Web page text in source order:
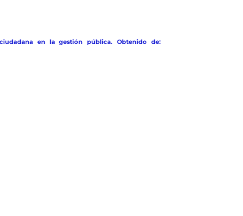
en la gestión pública. Obtenido de: